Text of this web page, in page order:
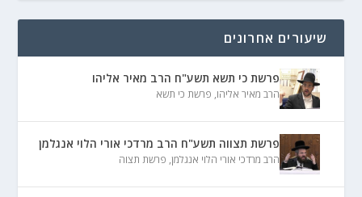
שיעורים אחרונים
פרשת כי תשא תשע"ח הרב מאיר אליהו
הרב מאיר אליהו, פרשת כי תשא
פרשת תצווה תשע"ח הרב מרדכי אורי הלוי אנגלמן
הרב מרדכי אורי הלוי אנגלמן, פרשת תצוה